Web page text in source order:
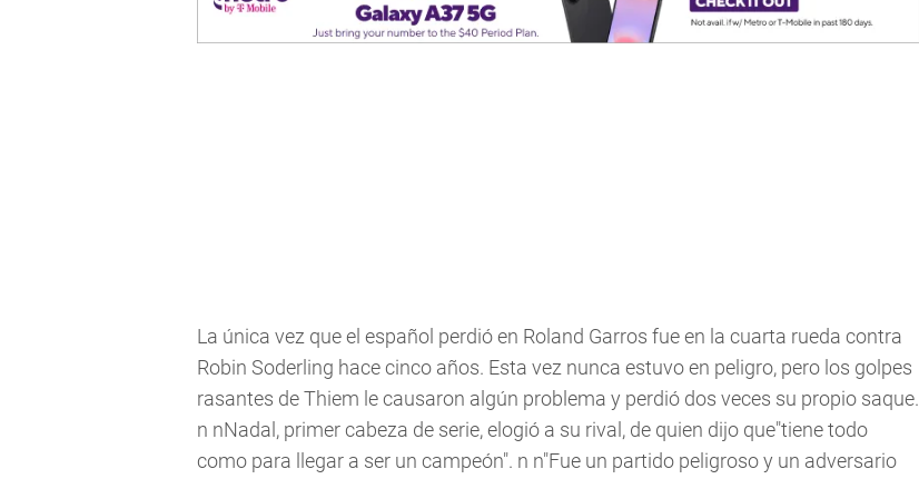
La única vez que el español perdió en Roland Garros fue en la cuarta rueda contra
Robin Soderling hace cinco años. Esta vez nunca estuvo en peligro, pero los golpes
rasantes de Thiem le causaron algún problema y perdió dos veces su propio saque.
n nNadal, primer cabeza de serie, elogió a su rival, de quien dijo que"tiene todo
como para llegar a ser un campeón". n n"Fue un partido peligroso y un adversario